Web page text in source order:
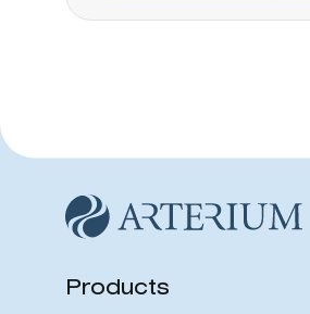
Products